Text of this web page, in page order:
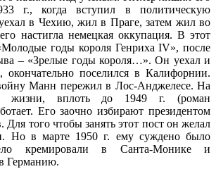
г., когда вступил в политическую
в Чехию, жил в Праге, затем жил во
настигла немецкая оккупация. В этот
годы короля Генриха IV», после
– «Зрелые годы короля…». Он уехал и
поселился в Калифорнии.
Манн пережил в Лос-Анджелесе. На
жизни, вплоть до 1949 г. (роман
Его заочно избирают президентом
Для того чтобы занять этот пост он желал
Но в марте 1950 г. ему суждено было
кремировали в Санта-Монике и
Германию.